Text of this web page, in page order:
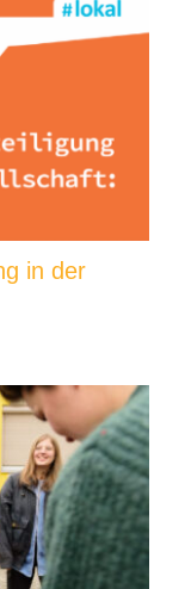
in der